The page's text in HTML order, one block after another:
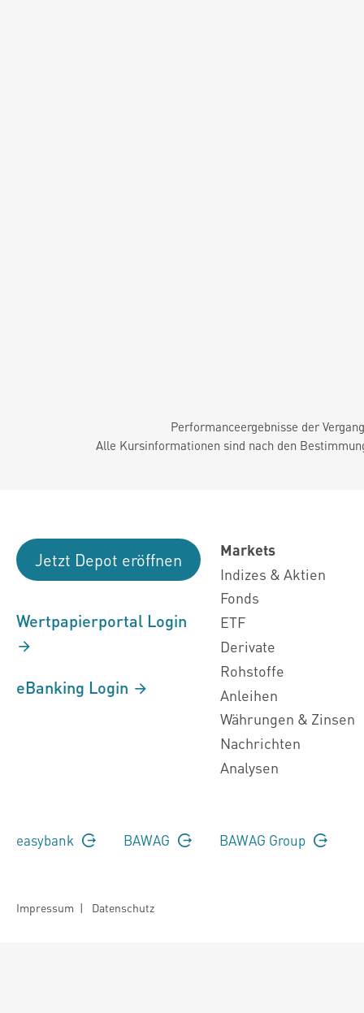
Performanceergebnisse der
Alle Kursinformationen sind nach den
Jetzt Depot eröffnen
Wertpapierportal Login
eBanking Login
Markets
Indizes & Aktien
Fonds
ETF
Derivate
Rohstoffe
Anleihen
Währungen & Zinsen
Nachrichten
Analysen
easybank BAWAG BAWAG Group
Impressum | Datenschutz